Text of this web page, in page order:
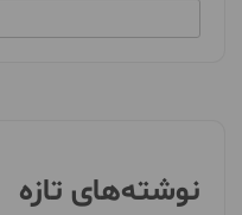
نوشته‌های تازه